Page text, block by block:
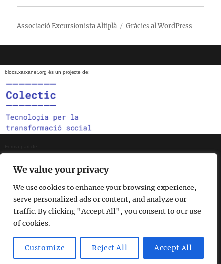
We value your privacy
We use cookies to enhance your browsing experience,
serve personalized ads or content, and analyze our
traffic. By clicking "Accept All", you consent to our use
of cookies.
Customize Reject All Accept All
Associació Excursionista Altiplà Gràcies al WordPress
blocs.xarxanet.org és un projecte de:
En col·laboració amb:
Amb el suport de: